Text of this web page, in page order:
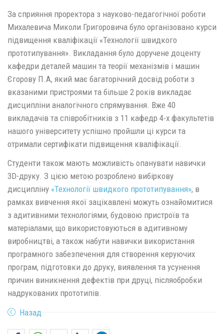
За сприяння проректора з науково-педагогічної роботи
Михалевича Миколи Григоровича було організовано курси
підвищення кваліфікації «Технології швидкого
прототипування». Викладання було доручене доценту
кафедри деталей машин та теорії механізмів і машин
Єгорову П.А, який має багаторічний досвід роботи з
вказаними пристроями та більше 2 років викладає
дисципліни аналогічного спрямування. Вже 40
викладачів та співробітників з 11 кафедр 4-х факультетів
нашого університету успішно пройшли ці курси та
отримали сертифікати підвищення кваліфікації.
Студенти також мають можливість опанувати навички
3D-друку. З цією метою розроблено вибіркову
дисципліну «Технології швидкого прототипування», в
рамках вивчення якої зацікавлені можуть ознайомитися
з адитивними технологіями, будовою пристроїв та
матеріалами, що використовуються в адитивному
виробництві, а також набути навички використання
програмного забезпечення для створення керуючих
програм, підготовки до друку, виявлення та усунення
причин виникнення дефектів при друці, післяобробки
надрукованих прототипів.
Назад